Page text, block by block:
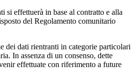
si effettuerà in base al contratto e alla
del Regolamento comunitario
dei dati rientranti in categorie particolari
In assenza di un consenso, dette
effettuate con riferimento a future